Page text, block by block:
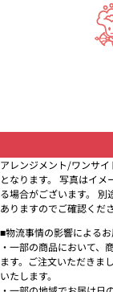
アレンジメント/ワンサ
となります。 写真はイメ
る場合がございます。
ありますのでご確認くだ
■物流事情の影響による
・一部の商品において、
ます。ご注文いただきま
いたします。